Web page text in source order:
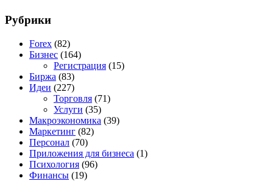
Рубрики
Forex (82)
Бизнес (164)
Регистрация (15)
Биржа (83)
Идеи (227)
Торговля (71)
Услуги (35)
Макроэкономика (39)
Маркетинг (82)
Персонал (70)
Приложения для бизнеса (1)
Психология (96)
Финансы (19)